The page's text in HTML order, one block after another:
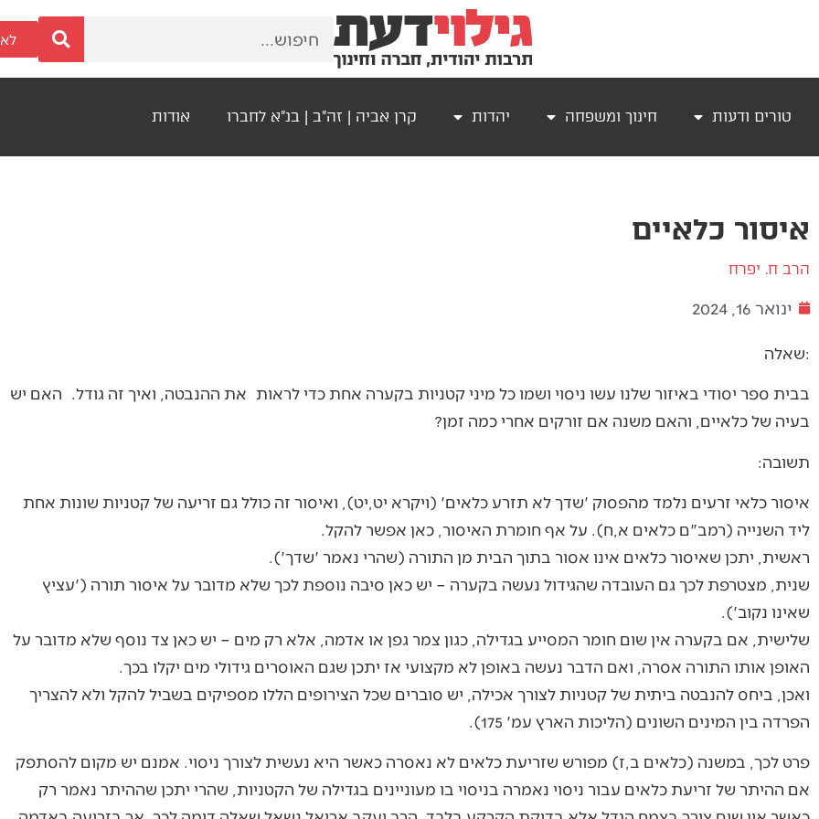
טורים ודעות חינוך ומשפחה יהדות קרן אביה | זה"ב | בנ"א לחברו אודות
איסור כלאיים
הרב ח. יפרח
ינואר 16, 2024
שאלה:
בבית ספר יסודי באיזור שלנו עשו ניסוי ושמו כל מיני קטניות בקערה אחת כדי לראות את ההנבטה, ואיך זה גודל. האם יש
בעיה של כלאיים, והאם משנה אם זורקים אחרי כמה זמן?
תשובה:
איסור כלאי זרעים נלמד מהפסוק 'שדך לא תזרע כלאים' (ויקרא יט,יט), ואיסור זה כולל גם זריעה של קטניות שונות אחת
ליד השנייה (רמב"ם כלאים א,ח). על אף חומרת האיסור, כאן אפשר להקל.
ראשית, יתכן שאיסור כלאים אינו אסור בתוך הבית מן התורה (שהרי נאמר 'שדך').
שנית, מצטרפת לכך גם העובדה שהגידול נעשה בקערה – יש כאן סיבה נוספת לכך שלא מדובר על איסור תורה ('עציץ
שאינו נקוב').
שלישית, אם בקערה אין שום חומר המסייע בגדילה, כגון צמר גפן או אדמה, אלא רק מים – יש כאן צד נוסף שלא מדובר על
האופן אותו התורה אסרה, ואם הדבר נעשה באופן לא מקצועי אז יתכן שגם האוסרים גידולי מים יקלו בכך.
ואכן, ביחס להנבטה ביתית של קטניות לצורך אכילה, יש סוברים שכל הצירופים הללו מספיקים בשביל להקל ולא להצריך
הפרדה בין המינים השונים (הליכות הארץ עמ' 175).
פרט לכך, במשנה (כלאים ב,ז) מפורש שזריעת כלאים לא נאסרה כאשר היא נעשית לצורך ניסוי. אמנם יש מקום להסתפק
אם ההיתר של זריעת כלאים עבור ניסוי נאמרה בניסוי בו מעוניינים בגדילה של הקטניות, שהרי יתכן שההיתר נאמר רק